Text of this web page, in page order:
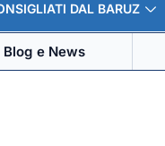
DAL BARUZ
Blog e News